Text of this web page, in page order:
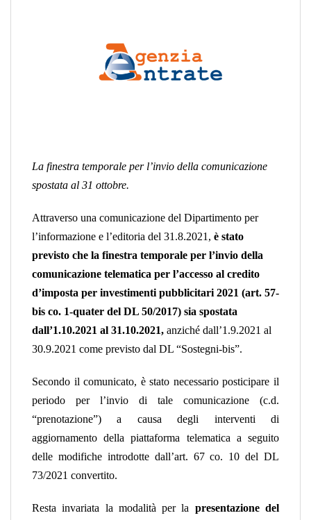
La finestra temporale per l’invio della comunicazione
spostata al 31 ottobre.
Attraverso una comunicazione del Dipartimento per
l’informazione e l’editoria del 31.8.2021, è stato
previsto che la finestra temporale per l’invio della
comunicazione telematica per l’accesso al credito
d’imposta per investimenti pubblicitari 2021 (art. 57-
bis co. 1-quater del DL 50/2017) sia spostata
dall’1.10.2021 al 31.10.2021, anziché dall’1.9.2021 al
30.9.2021 come previsto dal DL “Sostegni-bis”.
Secondo il comunicato, è stato necessario posticipare il
periodo per l’invio di tale comunicazione (c.d.
“prenotazione”) a causa degli interventi di
aggiornamento della piattaforma telematica a seguito
delle modifiche introdotte dall’art. 67 co. 10 del DL
73/2021 convertito.
Resta invariata la modalità per la presentazione del